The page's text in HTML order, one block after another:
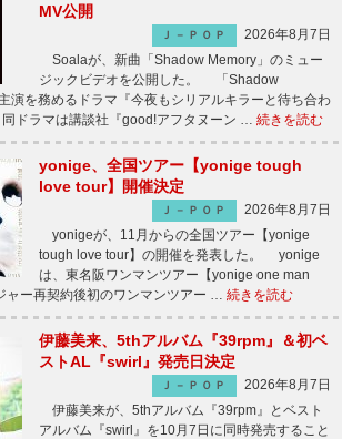
MV公開
Ｊ－ＰＯＰ
2026年8月7日
Soalaが、新曲「Shadow Memory」のミュー
ジックビデオを公開した。 「Shadow
演を務めるドラマ『今夜もシリアルキラーと待ち合わ
ドラマは講談社『good!アフタヌーン … 続きを読む
yonige、全国ツアー【yonige tough
love tour】開催決定
Ｊ－ＰＯＰ
2026年8月7日
yonigeが、11月からの全国ツアー【yonige
tough love tour】の開催を発表した。 yonige
は、東名阪ワンマンツアー【yonige one man
ャー再契約後初のワンマンツアー … 続きを読む
伊藤美来、5thアルバム『39rpm』＆初ベ
ストAL『swirl』発売日決定
Ｊ－ＰＯＰ
2026年8月7日
伊藤美来が、5thアルバム『39rpm』とベスト
アルバム『swirl』を10月7日に同時発売すること